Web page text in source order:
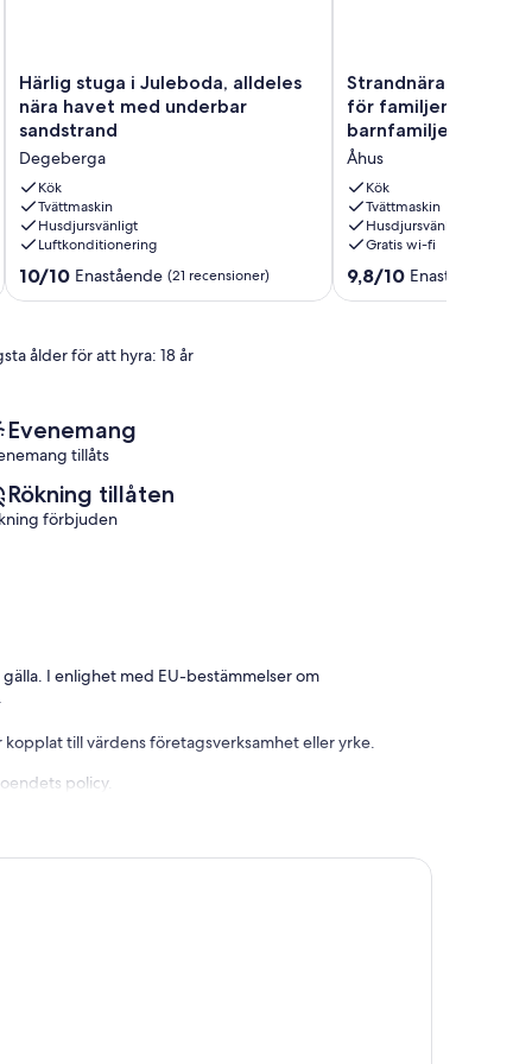
Härlig
stuga
Juleboda,
alldeles
nära
havet
med
underbar
sandstrand
Härlig stuga i Juleboda, alldeles
nära havet med underbar
sandstrand
Degeberga
Kök
Tvättmaskin
Husdjursvänligt
Luftkonditionering
10.0
(21 recensioner)
10/10 Enastående (21 recensioner)
Strandnära
klassisk
sommarstuga
för
familjen
Åhus.
Perfekt
för
barnfamiljer
Strandnära klassisk
för familjen i Åhus.
barnfamiljer
Åhus
Kök
Tvättmaskin
Husdjursvänligt
Gratis wi-fi
9.8
9,8/10 Enastående
ålder för att hyra: 18 år
Evenemang
tillåts
Rökning tillåten
förbjuden
I enlighet med EU-bestämmelser om
till värdens företagsverksamhet eller yrke.
policy.